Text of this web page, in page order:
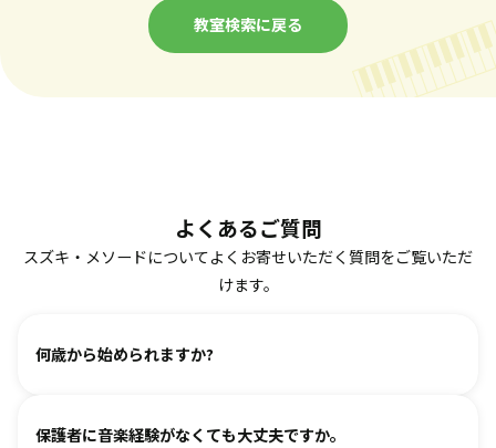
教室検索に戻る
よくあるご質問
スズキ・メソードについてよくお寄せいただく質問をご覧いただ
けます。
何歳から始められますか?
ヴァイオリン、ピアノ、フルート、チェロは2、3歳から始め
保護者に音楽経験がなくても大丈夫ですか。